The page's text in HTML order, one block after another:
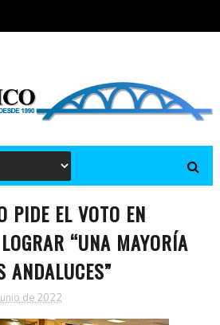
PIDE EL VOTO EN
“UNA MAYORÍA
ANDALUCES”
de 2022